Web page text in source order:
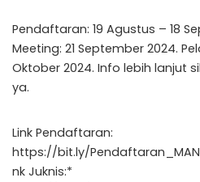
Pendaftaran: 19 Agustus – 18
Meeting: 21 September 2024.
Oktober 2024. Info lebih lanjut
ya.
Link Pendaftaran:
https://bit.ly/
nk Juknis:*